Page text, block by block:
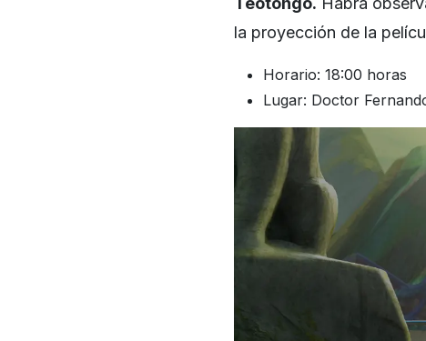
la proyección de la
Horario: 18:00 horas
Lugar: Doctor